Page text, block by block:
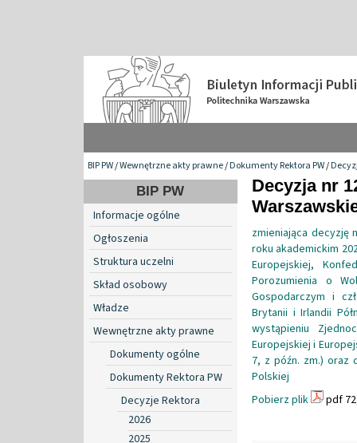
BIP PW/Wewnętrzne akty prawne/Dokumenty Rektora PW/
BIP PW
Informacje ogólne
Ogłoszenia
Struktura uczelni
Skład osobowy
Władze
Wewnętrzne akty prawne
Dokumenty ogólne
Dokumenty Rektora PW
Decyzje Rektora
2026
2025
Decyzja nr
zmieniająca decyzję
roku akademickim
Europejskiej,
Porozumienia o
Gospodarczym i
Brytanii i Irlandii
wystąpieniu
Europejskiej i
7, z późn. zm.) oraz
Polskiej
Pobierz plik
pdf